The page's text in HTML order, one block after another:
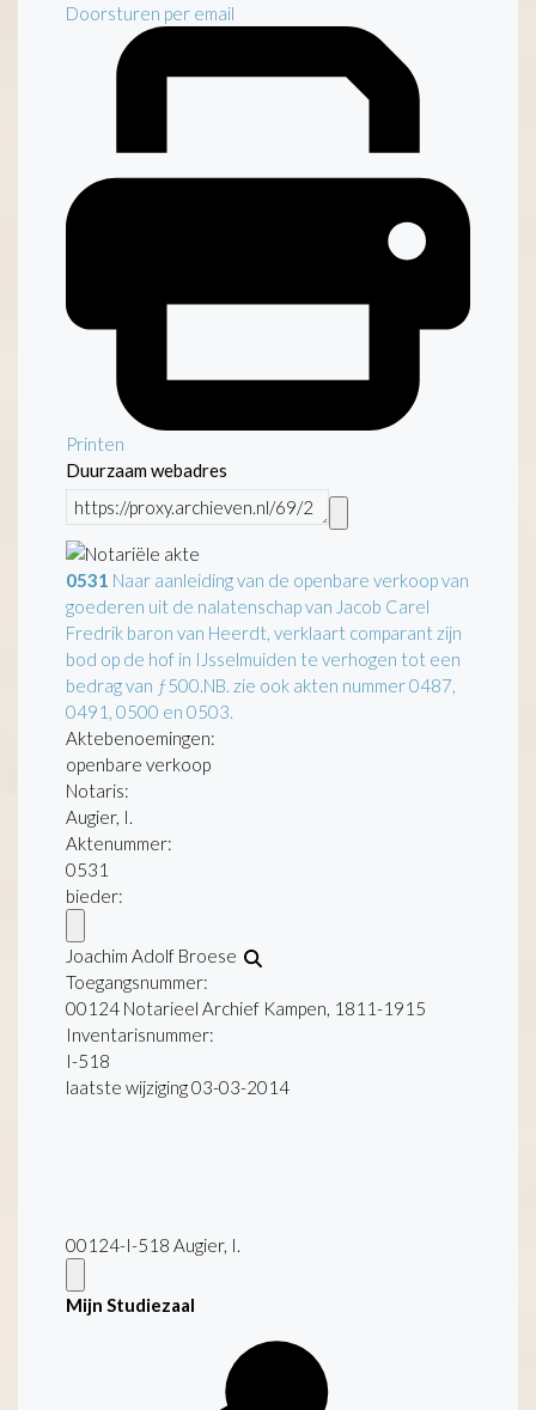
Doorsturen per email
Printen
Duurzaam webadres
0531 Naar aanleiding van de openbare verkoop van
goederen uit de nalatenschap van Jacob Carel
Fredrik baron van Heerdt, verklaart comparant zijn
bod op de hof in IJsselmuiden te verhogen tot een
bedrag van ƒ500.NB. zie ook akten nummer 0487,
0491, 0500 en 0503.
Aktebenoemingen:
openbare verkoop
Notaris:
Augier, I.
Aktenummer:
0531
bieder:
Joachim Adolf Broese
Toegangsnummer:
00124 Notarieel Archief Kampen, 1811-1915
Inventarisnummer:
I-518
laatste wijziging 03-03-2014
00124-I-518 Augier, I.
Mijn Studiezaal